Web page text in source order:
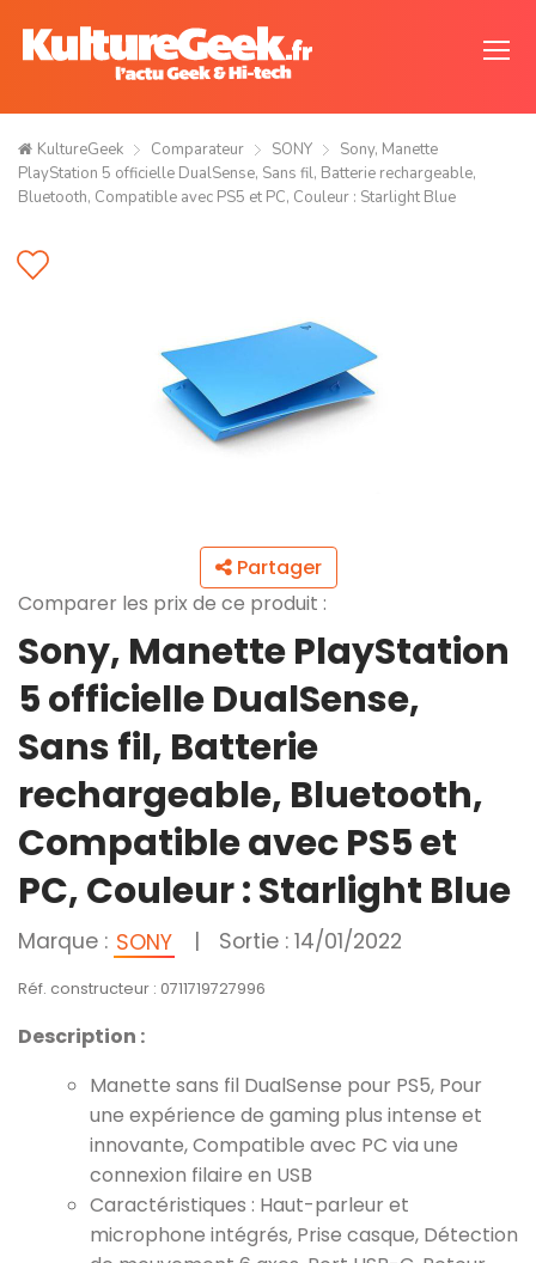
KultureGeek Comparateur SONY
Sony, Manette
PlayStation 5 officielle DualSense, Sans fil, Batterie rechargeable,
Bluetooth, Compatible avec PS5 et PC, Couleur : Starlight Blue
Partager
Comparer les prix de ce produit :
Sony, Manette PlayStation
5 officielle DualSense,
Sans fil, Batterie
rechargeable, Bluetooth,
Compatible avec PS5 et
PC, Couleur : Starlight Blue
Marque : SONY | Sortie : 14/01/2022
Réf. constructeur : 0711719727996
Description :
Manette sans fil DualSense pour PS5, Pour
une expérience de gaming plus intense et
innovante, Compatible avec PC via une
connexion filaire en USB
Caractéristiques : Haut-parleur et
microphone intégrés, Prise casque, Détection